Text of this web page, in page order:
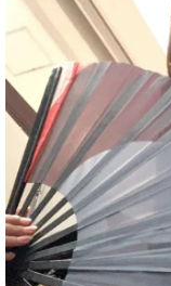
#和歌山県
#白浜町
#変面ショー
#イベント
#宴会
#余興
1